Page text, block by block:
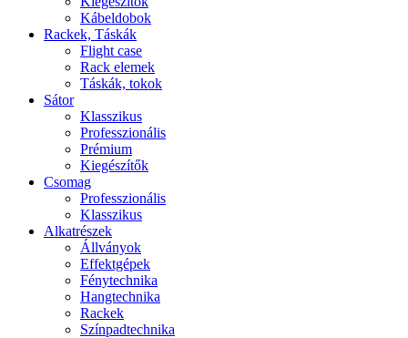
Kábeldobok
Rackek, Táskák
Flight case
Rack elemek
Táskák, tokok
Sátor
Klasszikus
Professzionális
Prémium
Kiegészítők
Csomag
Professzionális
Klasszikus
Alkatrészek
Állványok
Effektgépek
Fénytechnika
Hangtechnika
Rackek
Színpadtechnika